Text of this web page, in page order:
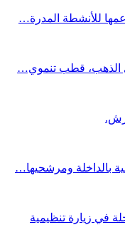
للأنشطة المدرة…
الذهب، قطب تنموي…
بالداخلة ومرشحيها…
في زيارة تنظيمية